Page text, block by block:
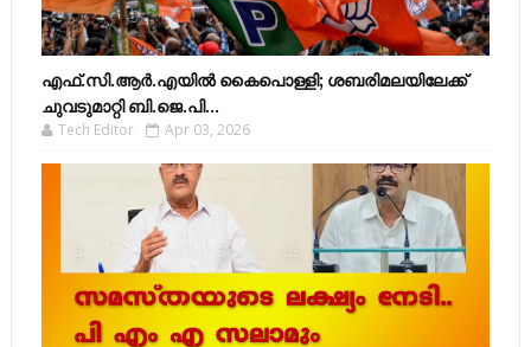
എഫ്​.സി.ആർ.എയിൽ കൈപൊള്ളി; ശബരിമലയിലേക്ക്​
ചുവടുമാറ്റി ബി.ജെ.പി...
Tech Editor Apr 03, 2026